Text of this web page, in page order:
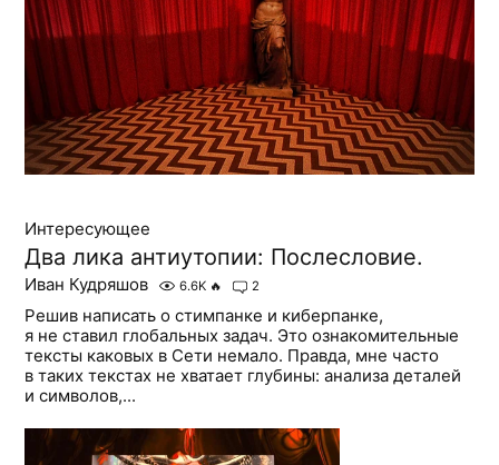
Интересующее
Два лика антиутопии: Послесловие.
Иван Кудряшов 6.6K 🔥 2
Решив написать о стимпанке и киберпанке,
я не ставил глобальных задач. Это ознакомительные
тексты каковых в Сети немало. Правда, мне часто
в таких текстах не хватает глубины: анализа деталей
и символов,...